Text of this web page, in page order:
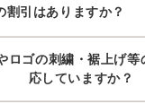
割引はありますか？
ロゴの刺繍・裾上げ等
応していますか？